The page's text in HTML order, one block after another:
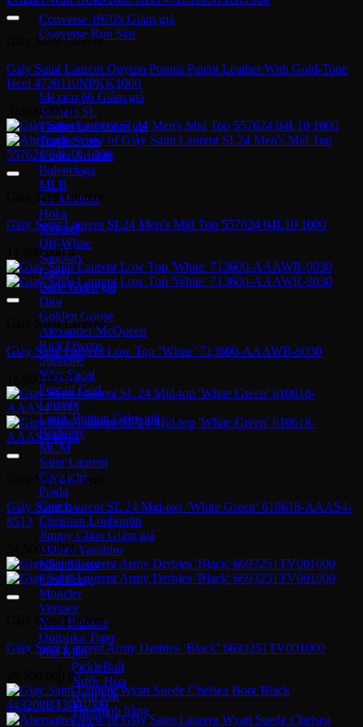
Converse 1970S
Converse Run Star
Onitsuka Tiger
Mexico 66
Serrano SL
Timberland
Travis Scott
Under Armour
Balenciaga
MLB
Dr. Martens
Hoka
Xvessel
Off-White
Saucony
Gucci
Bape
Dior
Golden Goose
Alexander McQueen
Rick Owens
Supreme
Nike Sacai
Fear of God
Lacoste
Louis Vuitton
Burberry
MCM
Saint Laurent
Givenchy
Prada
Coach
Christian Louboutin
Jimmy Choo
Mihara Yasuhiro
Nike Stussy
Fred Perry
Moncler
Versace
New Balance
Onitsuka Tiger
Phụ Kiện
PickleBall
Nước Hoa
Kinh mắt
Túi chính hãng
Giày Saint Laurent
Giày Saint Laurent Opyum Pumps Patent Leather With Gold-Tone
Heel 4720110NPKK1000
32,000,000₫
Giày Saint Laurent
Giày Saint Laurent SL24 Men’s Mid Top 557624 04L10 1000
13,500,000₫
Giày Saint Laurent
Giày Saint Laurent Low Top ‘White’ 713600-AAAWR-9030
14,000,000₫
Giày Saint Laurent
Giày Saint Laurent SL 24 Mid-top ‘White Green’ 610618-AAAS4-
8513
24,500,000₫
Giày Saint Laurent
Giày Saint Laurent Army Derbies ‘Black’ 6693251TV001000
₫